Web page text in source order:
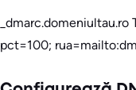
pct=100;